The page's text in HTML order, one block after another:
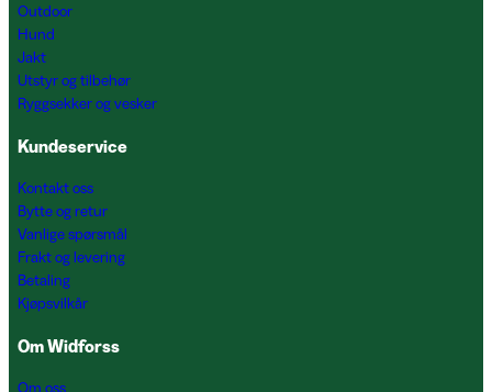
Outdoor
Hund
Jakt
Utstyr og tilbehør
Ryggsekker og vesker
Kundeservice
Kontakt oss
Bytte og retur
Vanlige spørsmål
Frakt og levering
Betaling
Kjøpsvilkår
Om Widforss
Om oss